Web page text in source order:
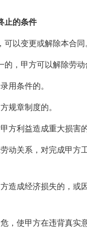
止的条件
可以变更或解除本合同
的，甲方可以解除劳动
用条件的。
规章制度的。
方利益造成重大损害的
动关系，对完成甲方
造成经济损失的，或
，使甲方在违背真实